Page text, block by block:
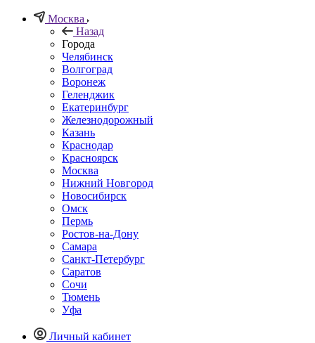
Москва
Назад
Города
Челябинск
Волгоград
Воронеж
Геленджик
Екатеринбург
Железнодорожный
Казань
Краснодар
Красноярск
Москва
Нижний Новгород
Новосибирск
Омск
Пермь
Ростов-на-Дону
Самара
Санкт-Петербург
Саратов
Сочи
Тюмень
Уфа
Личный кабинет